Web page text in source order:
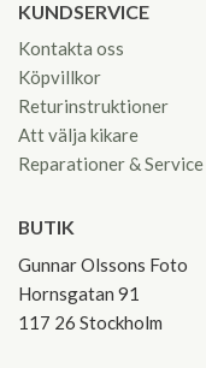
KUNDSERVICE
Kontakta oss
Köpvillkor
Returinstruktioner
Att välja kikare
Reparationer & Service
BUTIK
Gunnar Olssons Foto
Hornsgatan 91
117 26 Stockholm